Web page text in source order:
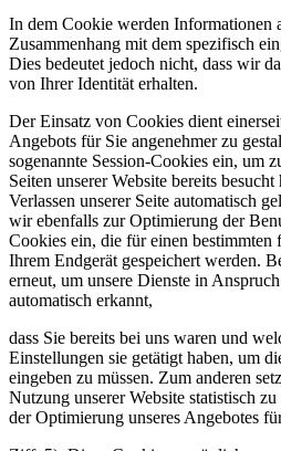
In dem Cookie werden Informationen
Zusammenhang mit dem spezifisch
Dies bedeutet jedoch nicht, dass wir
von Ihrer Identität erhalten.
Der Einsatz von Cookies dient
Angebots für Sie angenehmer zu
sogenannte Session-Cookies ein, um
Seiten unserer Website bereits
Verlassen unserer Seite automatisch
wir ebenfalls zur Optimierung der
Cookies ein, die für einen bestimmten
Ihrem Endgerät gespeichert werden.
erneut, um unsere Dienste in
automatisch erkannt,
dass Sie bereits bei uns waren und
Einstellungen sie getätigt haben, um
eingeben zu müssen. Zum anderen
Nutzung unserer Website statistisch
der Optimierung unseres Angebotes